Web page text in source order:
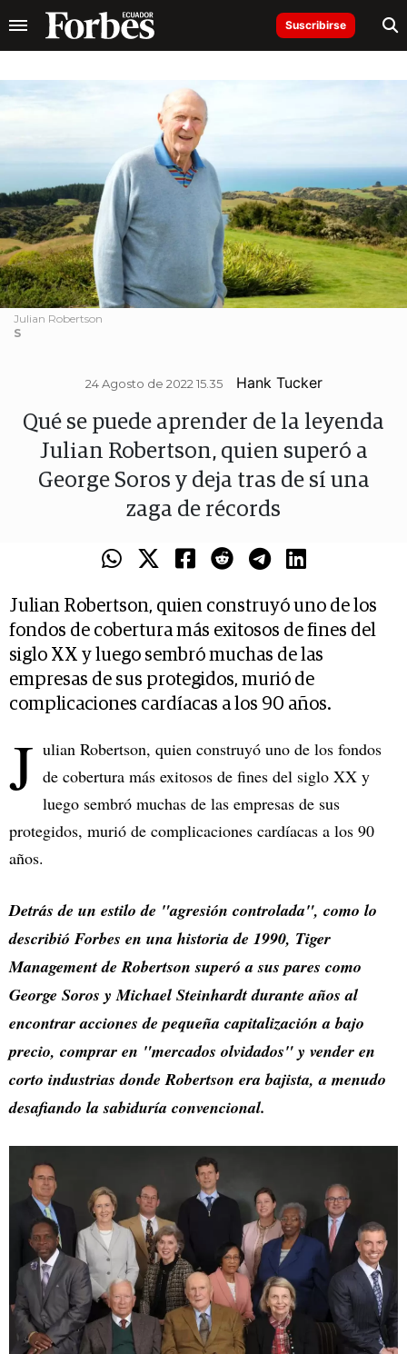
Suscribirse
Julian Robertson
S
24 Agosto de 2022 15.35 Hank Tucker
Qué se puede aprender de la leyenda
Julian Robertson, quien superó a
George Soros y deja tras de sí una
zaga de récords
Julian Robertson, quien construyó uno de los
fondos de cobertura más exitosos de fines del
siglo XX y luego sembró muchas de las
empresas de sus protegidos, murió de
complicaciones cardíacas a los 90 años.
J ulian Robertson, quien construyó uno de los fondos
de cobertura más exitosos de fines del siglo XX y
luego sembró muchas de las empresas de sus
protegidos, murió de complicaciones cardíacas a los 90
años.
Detrás de un estilo de "agresión controlada", como lo
describió Forbes en una historia de 1990, Tiger
Management de Robertson superó a sus pares como
George Soros y Michael Steinhardt durante años al
encontrar acciones de pequeña capitalización a bajo
precio, comprar en "mercados olvidados" y vender en
corto industrias donde Robertson era bajista, a menudo
desafiando la sabiduría convencional.